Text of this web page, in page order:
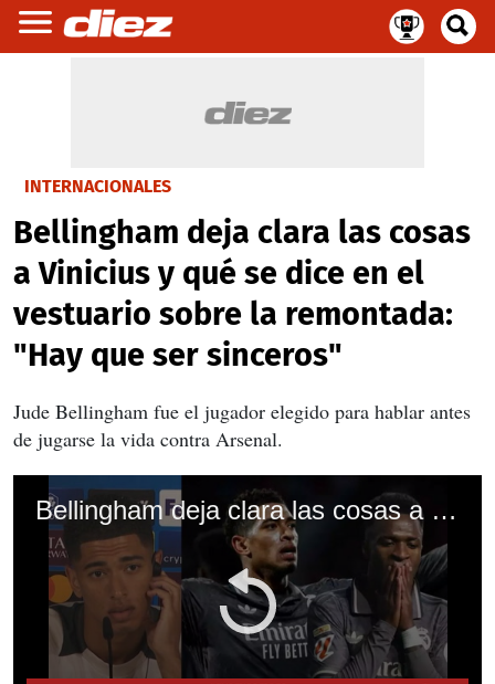
INTERNACIONALES
Bellingham deja clara las cosas
a Vinicius y qué se dice en el
vestuario sobre la remontada:
"Hay que ser sinceros"
Jude Bellingham fue el jugador elegido para hablar antes
de jugarse la vida contra Arsenal.
Bellingham deja clara las cosas a Vinicius y qué se dice en el vestuario sobre la remontada: "Hay que ser sinceros"